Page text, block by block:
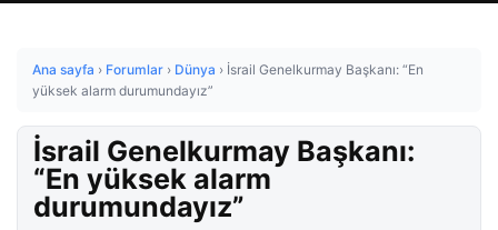
Ana sayfa › Forumlar › Dünya › İsrail Genelkurmay Başkanı: “En
yüksek alarm durumundayız”
İsrail Genelkurmay Başkanı:
“En yüksek alarm
durumundayız”